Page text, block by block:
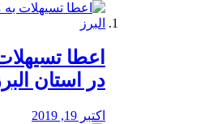
️اعطا
در استان
اکتبر 19, 2019